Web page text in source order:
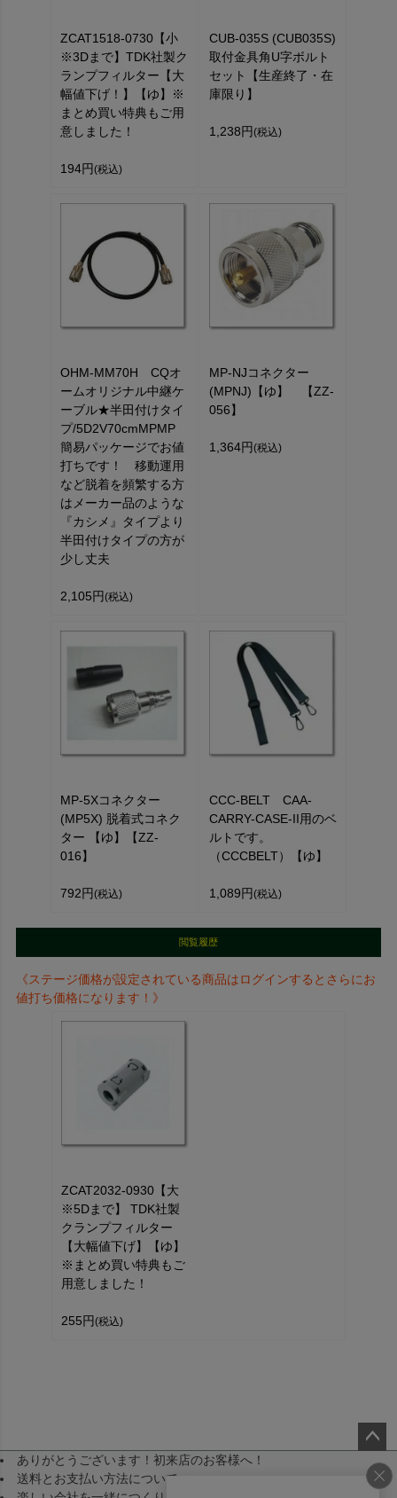
ZCAT1518-0730【小
※3Dまで】TDK社製ク
ランプフィルター【大
幅値下げ！】【ゆ】※
まとめ買い特典もご用
意しました！
194円 (税込)
CUB-035S (CUB035S)
取付金具角U字ボルト
セット【生産終了・在
庫限り】
1,238円 (税込)
OHM-MM70H CQオ
ームオリジナル中継ケ
ーブル★半田付けタイ
プ/5D2V70cmMPMP
簡易パッケージでお値
打ちです！ 移動運用
など脱着を頻繁する方
はメーカー品のような
『カシメ』タイプより
半田付けタイプの方が
少し丈夫
2,105円 (税込)
MP-NJコネクター
(MPNJ)【ゆ】 【ZZ-
056】
1,364円 (税込)
MP-5Xコネクター
(MP5X) 脱着式コネク
ター 【ゆ】【ZZ-
016】
792円 (税込)
CCC-BELT CAA-
CARRY-CASE-II用のベ
ルトです。
（CCCBELT）【ゆ】
1,089円 (税込)
閲覧履歴
《ステージ価格が設定されている商品はログインするとさらにお
値打ち価格になります！》
ZCAT2032-0930【大
※5Dまで】 TDK社製
クランプフィルター
【大幅値下げ】【ゆ】
※まとめ買い特典もご
用意しました！
255円 (税込)
ペー
ジト
ありがとうございます！初来店のお客様へ！
送料とお支払い方法について